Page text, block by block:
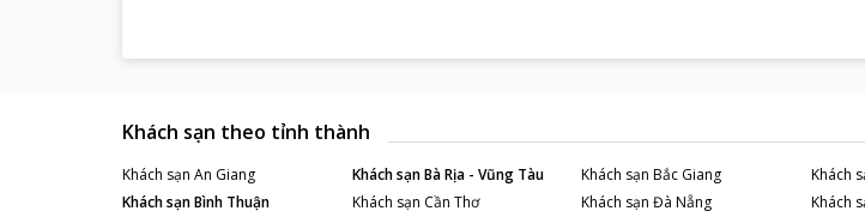
Khách sạn theo tỉnh thành
Khách sạn An Giang Khách sạnBà Rịa - Vũng Tàu Khách sạn Bắc Giang Khách
Khách sạnBình Thuận Khách sạn Cần Thơ Khách sạn Đà Nẵng Khách